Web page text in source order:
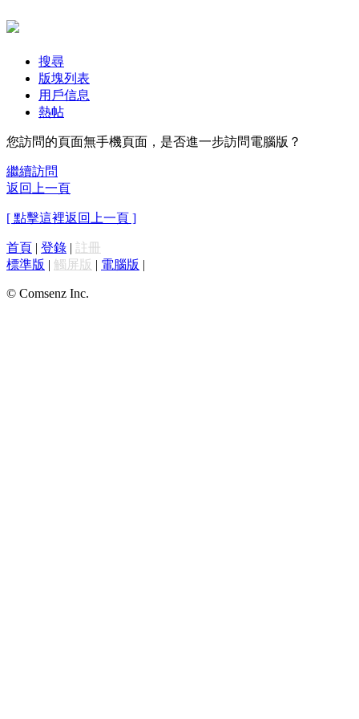
搜尋
版塊列表
用戶信息
熱帖
您訪問的頁面無手機頁面，是否進一步訪問電腦版？
繼續訪問
返回上一頁
[ 點擊這裡返回上一頁 ]
首頁 | 登錄 | 註冊
標準版 | 觸屏版 | 電腦版 |
© Comsenz Inc.